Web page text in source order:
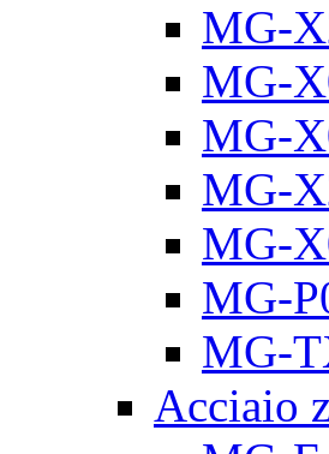
MG-
MG-
MG-
MG-
MG-
MG-
MG-
Acciaio